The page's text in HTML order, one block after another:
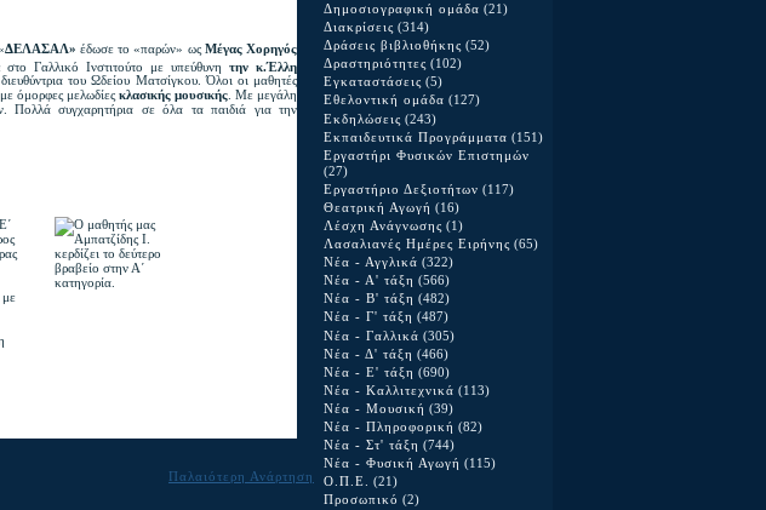
ΔΕΛΑΣΑΛ» έδωσε το «παρών» ως Μέγας Χορηγός
Γαλλικό Ινστιτούτο με υπεύθυνητην κ.Έλλη
του Ωδείου Ματσίγκου. Όλοι οι μαθητές
όμορφες μελωδίες κλασικής μουσικής. Με μεγάλη
Πολλά συγχαρητήρια σε όλα τα παιδιά για την
Παλαιότερη Ανάρτηση
Δημοσιογραφική ομάδα (21)
Διακρίσεις (314)
Δράσεις βιβλιοθήκης (52)
Δραστηριότητες (102)
Εγκαταστάσεις (5)
Εθελοντική ομάδα (127)
Εκδηλώσεις (243)
Εκπαιδευτικά Προγράμματα (151)
Εργαστήρι Φυσικών Επιστημών
(27)
Εργαστήριο Δεξιοτήτων (117)
Θεατρική Αγωγή (16)
Λέσχη Ανάγνωσης (1)
Λασαλιανές Ημέρες Ειρήνης (65)
Νέα - Αγγλικά (322)
Νέα - Α' τάξη (566)
Νέα - Β' τάξη (482)
Νέα - Γ' τάξη (487)
Νέα - Γαλλικά (305)
Νέα - Δ' τάξη (466)
Νέα - Ε' τάξη (690)
Νέα - Καλλιτεχνικά (113)
Νέα - Μουσική (39)
Νέα - Πληροφορική (82)
Νέα - Στ' τάξη (744)
Νέα - Φυσική Αγωγή (115)
Ο.Π.Ε. (21)
Προσωπικό (2)